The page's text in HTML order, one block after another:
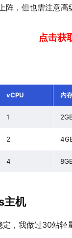
阵，但也需注意高
点击获
vCPU 内
1
2
4
主机
，我做过30站